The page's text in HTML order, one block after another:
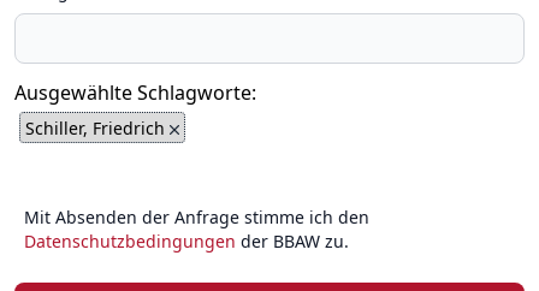
Ausgewählte Schlagworte:
Schiller, Friedrich
Mit Absenden der Anfrage stimme ich den
Datenschutzbedingungen der BBAW zu.